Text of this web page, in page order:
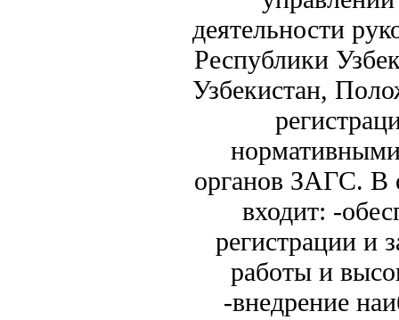
деятельности
Республики
Узбекистан,
органов ЗАГС. В
входит: -
регистрации и
работы и
-внедрение